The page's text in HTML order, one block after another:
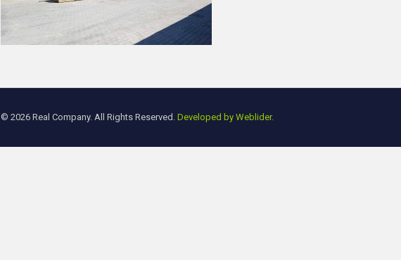
© 2026 Real Company. All Rights Reserved.Developed by Weblider.